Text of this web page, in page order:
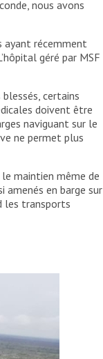
nous avons
ayant récemment
géré par MSF
certains
doivent être
naviguant sur le
ne permet plus
maintien même de
amenés en barge sur
les transports